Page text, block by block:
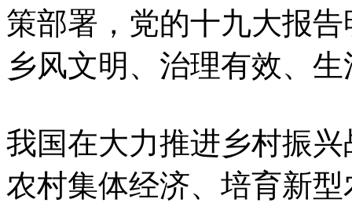
策部署，党的十九大报告
乡风文明、治理有效、
我国在大力推进乡村振
农村集体经济、培育新